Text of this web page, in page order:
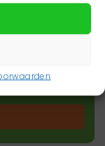
laatste
dan in voor